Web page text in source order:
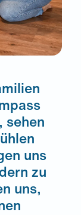
sehen
uns
zu
uns,